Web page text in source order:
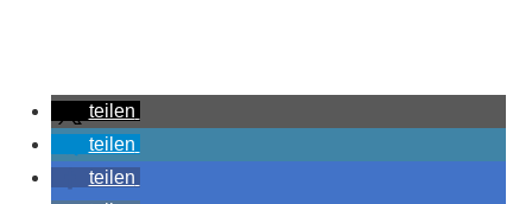
teilen
teilen
teilen